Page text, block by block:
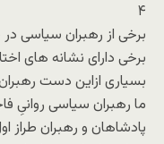
۴
برخی از رهبران سیاسی در
برخی دارای نشانه های
بسیاری ازاین دست
ما رهبران سیاسی روانیِ
پادشاهان و رهبران طراز